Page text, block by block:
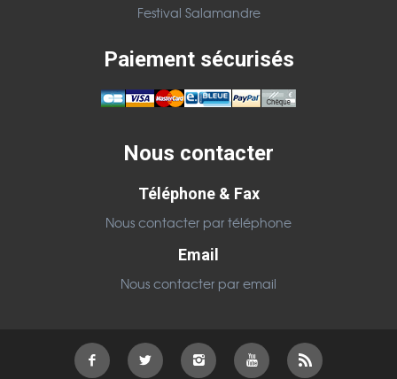
Festival Salamandre
Paiement sécurisés
Nous contacter
Téléphone & Fax
Nous contacter par téléphone
Email
Nous contacter par email